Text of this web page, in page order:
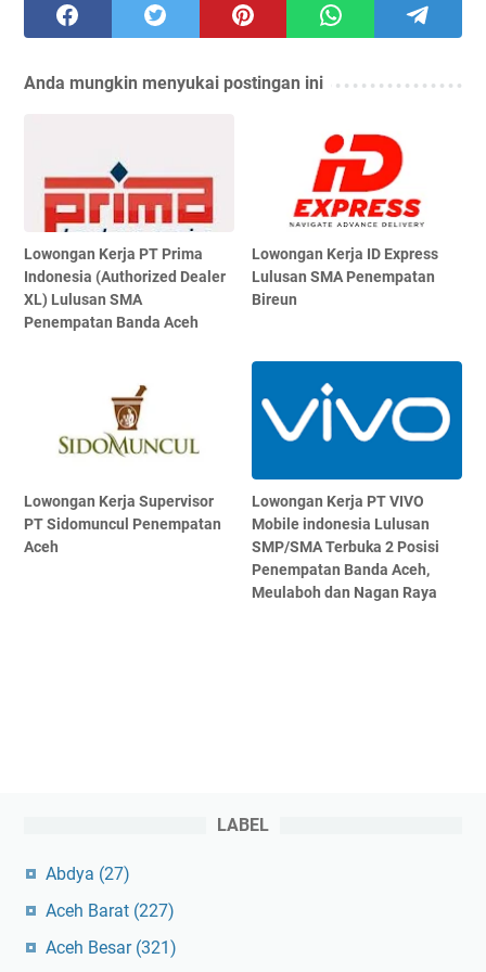
Anda mungkin menyukai postingan ini
Lowongan Kerja PT Prima
Indonesia (Authorized Dealer
XL) Lulusan SMA
Penempatan Banda Aceh
Lowongan Kerja ID Express
Lulusan SMA Penempatan
Bireun
Lowongan Kerja Supervisor
PT Sidomuncul Penempatan
Aceh
Lowongan Kerja PT VIVO
Mobile indonesia Lulusan
SMP/SMA Terbuka 2 Posisi
Penempatan Banda Aceh,
Meulaboh dan Nagan Raya
LABEL
Abdya (27)
Aceh Barat (227)
Aceh Besar (321)